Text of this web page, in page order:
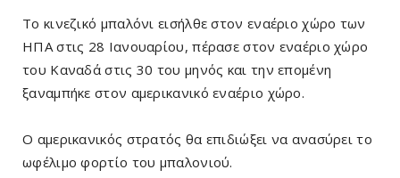
Το κινεζικό μπαλόνι εισήλθε στον εναέριο χώρο των
ΗΠΑ στις 28 Ιανουαρίου, πέρασε στον εναέριο χώρο
του Καναδά στις 30 του μηνός και την επομένη
ξαναμπήκε στον αμερικανικό εναέριο χώρο.
Ο αμερικανικός στρατός θα επιδιώξει να ανασύρει το
ωφέλιμο φορτίο του μπαλονιού.